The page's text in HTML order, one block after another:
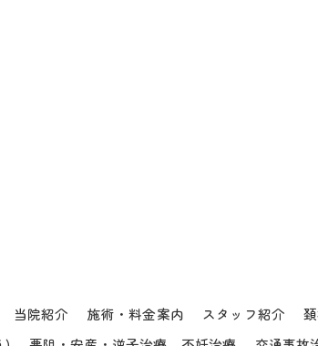
当院紹介 施術・料金案内 スタッフ紹介